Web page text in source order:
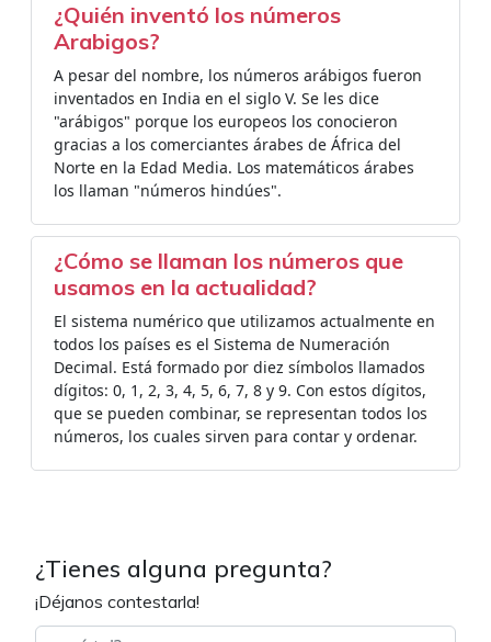
¿Quién inventó los números
Arabigos?
A pesar del nombre, los números arábigos fueron
inventados en India en el siglo V. Se les dice
"arábigos" porque los europeos los conocieron
gracias a los comerciantes árabes de África del
Norte en la Edad Media. Los matemáticos árabes
los llaman "números hindúes".
¿Cómo se llaman los números que
usamos en la actualidad?
El sistema numérico que utilizamos actualmente en
todos los países es el Sistema de Numeración
Decimal. Está formado por diez símbolos llamados
dígitos: 0, 1, 2, 3, 4, 5, 6, 7, 8 y 9. Con estos dígitos,
que se pueden combinar, se representan todos los
números, los cuales sirven para contar y ordenar.
¿Tienes alguna pregunta?
¡Déjanos contestarla!